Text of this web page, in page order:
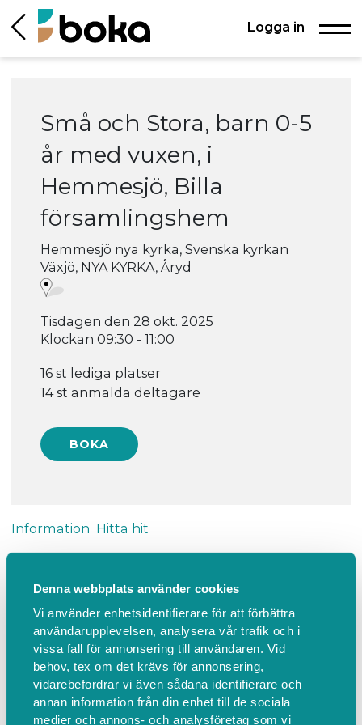
Denna webbplats använder cookies
Vi använder enhetsidentifierare för att förbättra
användarupplevelsen, analysera vår trafik och i
vissa fall för annonsering till användaren. Vid
behov, tex om det krävs för annonsering,
vidarebefordrar vi även sådana identifierare och
annan information från din enhet till de sociala
medier och annons- och analysföretag som vi
Logga in
Små och Stora, barn 0-5
år med vuxen, i
Hemmesjö, Billa
församlingshem
Hemmesjö nya kyrka, Svenska kyrkan
Växjö, NYA KYRKA, Åryd
Tisdagen den 28 okt. 2025
Klockan 09:30 - 11:00
16 st lediga platser
14 st anmälda deltagare
Information Hitta hit
Små och Stora, barn 0-5 år med
vuxen, i Hemmesjö, Billa
församlingshem
Obs! Ange antal som kommer från din familj.
Sångsamling med andakt, fika, lek och gemenskap.
Fikat kostar 20 kr, betalas med swish.